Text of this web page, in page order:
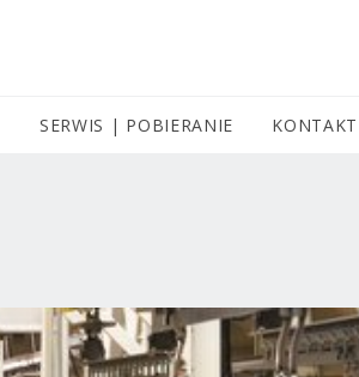
SERWIS | POBIERANIE KONTAKT